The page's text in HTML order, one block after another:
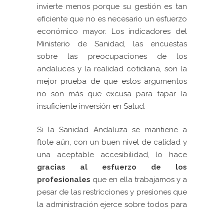
invierte menos porque su gestión es tan
eficiente que no es necesario un esfuerzo
económico mayor. Los indicadores del
Ministerio de Sanidad, las encuestas
sobre las preocupaciones de los
andaluces y la realidad cotidiana, son la
mejor prueba de que estos argumentos
no son más que excusa para tapar la
insuficiente inversión en Salud.
Si la Sanidad Andaluza se mantiene a
flote aún, con un buen nivel de calidad y
una aceptable accesibilidad, lo hace
gracias al esfuerzo de los
profesionales que en ella trabajamos y a
pesar de las restricciones y presiones que
la administración ejerce sobre todos para